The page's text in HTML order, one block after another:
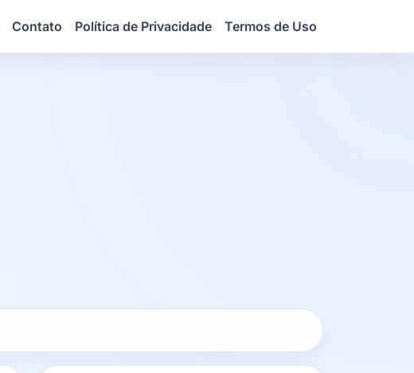
Contato Política de Privacidade Termos de Uso